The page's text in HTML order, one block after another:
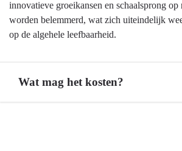
onzekerheden
innovatieve groeikansen en schaalsprong op
worden belemmerd, wat zich uiteindelijk
op de algehele leefbaarheid.
Wat mag het kosten?